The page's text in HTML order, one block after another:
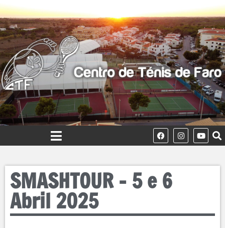
SMASHTOUR – 5 e 6
Abril 2025